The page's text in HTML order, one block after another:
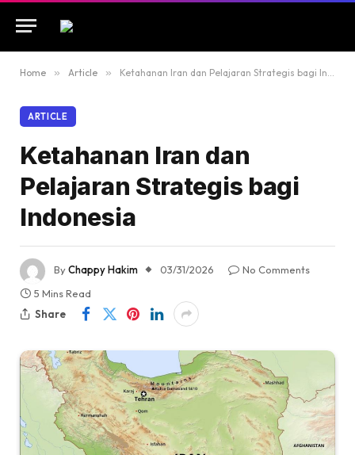
Home » Article » Ketahanan Iran dan Pelajaran Strategis bagi Indonesia
ARTICLE
Ketahanan Iran dan
Pelajaran Strategis bagi
Indonesia
ByChappy Hakim 03/31/2026
No Comments
5 Mins Read
Share